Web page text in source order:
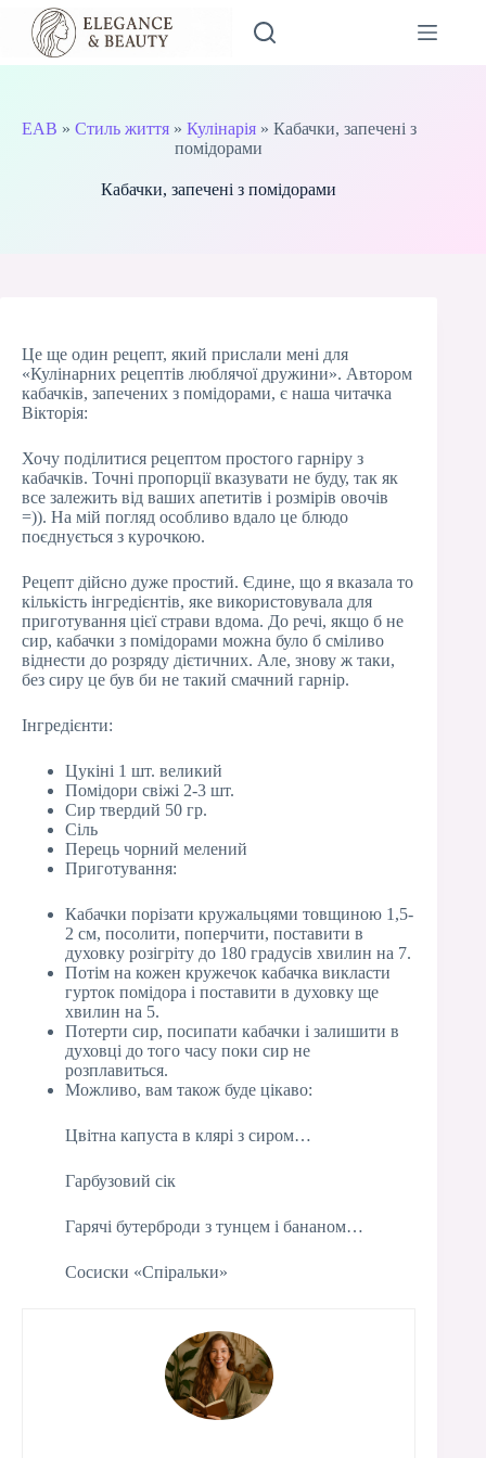
Перейти
вмісту
EAB » Стиль життя» Кулінарія» Кабачки, запечені з
помідорами
Кабачки, запечені з помідорами
Це ще один рецепт, який прислали мені для
«Кулінарних рецептів люблячої дружини». Автором
кабачків, запечених з помідорами, є наша читачка
Вікторія:
Хочу поділитися рецептом простого гарніру з
кабачків. Точні пропорції вказувати не буду, так як
все залежить від ваших апетитів і розмірів овочів
=)). На мій погляд особливо вдало це блюдо
поєднується з курочкою.
Рецепт дійсно дуже простий. Єдине, що я вказала то
кількість інгредієнтів, яке використовувала для
приготування цієї страви вдома. До речі, якщо б не
сир, кабачки з помідорами можна було б сміливо
віднести до розряду дієтичних. Але, знову ж таки,
без сиру це був би не такий смачний гарнір.
Інгредієнти:
Цукіні 1 шт. великий
Помідори свіжі 2-3 шт.
Сир твердий 50 гр.
Сіль
Перець чорний мелений
Приготування:
Кабачки порізати кружальцями товщиною 1,5-
2 см, посолити, поперчити, поставити в
духовку розігріту до 180 градусів хвилин на 7.
Потім на кожен кружечок кабачка викласти
гурток помідора і поставити в духовку ще
хвилин на 5.
Потерти сир, посипати кабачки і залишити в
духовці до того часу поки сир не
розплавиться.
Можливо, вам також буде цікаво:
Цвітна капуста в клярі з сиром…
Гарбузовий сік
Гарячі бутерброди з тунцем і бананом…
Сосиски «Спіральки»